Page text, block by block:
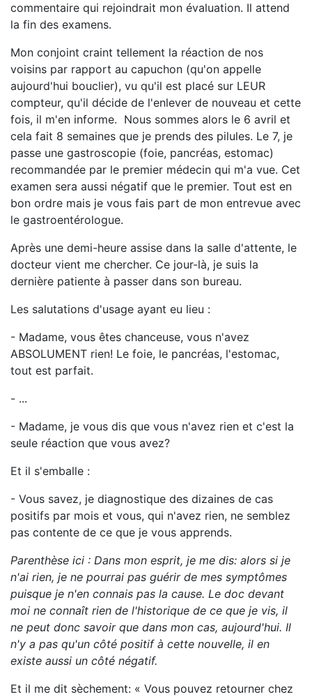
commentaire qui rejoindrait mon évaluation. Il attend
la fin des examens.
Mon conjoint craint tellement la réaction de nos
voisins par rapport au capuchon (qu'on appelle
aujourd'hui bouclier), vu qu'il est placé sur LEUR
compteur, qu'il décide de l'enlever de nouveau et cette
fois, il m'en informe. Nous sommes alors le 6 avril et
cela fait 8 semaines que je prends des pilules. Le 7, je
passe une gastroscopie (foie, pancréas, estomac)
recommandée par le premier médecin qui m'a vue. Cet
examen sera aussi négatif que le premier. Tout est en
bon ordre mais je vous fais part de mon entrevue avec
le gastroentérologue.
Après une demi-heure assise dans la salle d'attente, le
docteur vient me chercher. Ce jour-là, je suis la
dernière patiente à passer dans son bureau.
Les salutations d'usage ayant eu lieu :
- Madame, vous êtes chanceuse, vous n'avez
ABSOLUMENT rien! Le foie, le pancréas, l'estomac,
tout est parfait.
- ...
- Madame, je vous dis que vous n'avez rien et c'est la
seule réaction que vous avez?
Et il s'emballe :
- Vous savez, je diagnostique des dizaines de cas
positifs par mois et vous, qui n'avez rien, ne semblez
pas contente de ce que je vous apprends.
Parenthèse ici : Dans mon esprit, je me dis: alors si je
n'ai rien, je ne pourrai pas guérir de mes symptômes
puisque je n'en connais pas la cause. Le doc devant
moi ne connaît rien de l'historique de ce que je vis, il
ne peut donc savoir que dans mon cas, aujourd'hui. Il
n'y a pas qu'un côté positif à cette nouvelle, il en
existe aussi un côté négatif.
Et il me dit sèchement: « Vous pouvez retourner chez